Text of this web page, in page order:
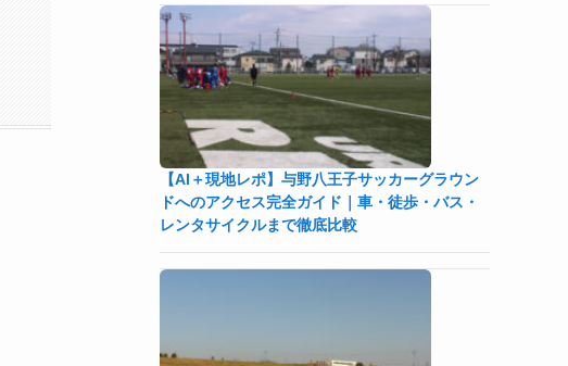
【AI＋現地レポ】与野八王子󠁣󠁴󠁿󠁣󠁴󠁿サッカーグラウン
ドへのアクセス完全ガイド｜車・徒歩・バス・
レンタサイクルまで徹底比較